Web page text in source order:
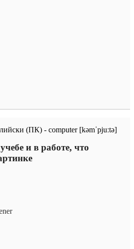
и в работе, что